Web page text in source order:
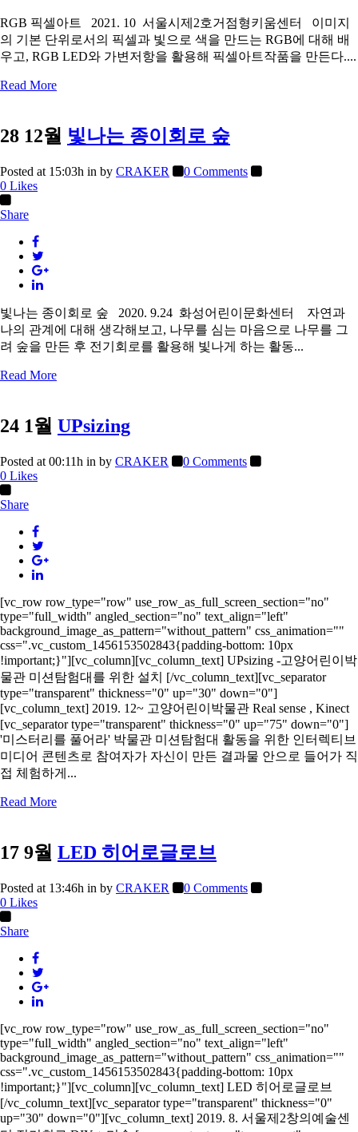
RGB 픽셀아트 2021. 10 서울시제2호거점형키움센터 이미지
의 기본 단위로서의 픽셀과 빛으로 색을 만드는 RGB에 대해 배
우고, RGB LED와 가변저항을 활용해 픽셀아트작품을 만든다....
Read More
28 12월 빛나는 종이회로 숲
Posted at 15:03h in by CRAKER
0 Comments
0 Likes
Share
빛나는 종이회로 숲 2020. 9.24 화성어린이문화센터 자연과
나의 관계에 대해 생각해보고, 나무를 심는 마음으로 나무를 그
려 숲을 만든 후 전기회로를 활용해 빛나게 하는 활동...
Read More
24 1월 UPsizing
Posted at 00:11h in by CRAKER
0 Comments
0 Likes
Share
[vc_row row_type="row" use_row_as_full_screen_section="no"
type="full_width" angled_section="no" text_align="left"
background_image_as_pattern="without_pattern" css_animation=""
css=".vc_custom_1456153502843{padding-bottom: 10px
!important;}"][vc_column][vc_column_text] UPsizing -고양어린이박
물관 미션탐험대를 위한 설치 [/vc_column_text][vc_separator
type="transparent" thickness="0" up="30" down="0"]
[vc_column_text] 2019. 12~ 고양어린이박물관 Real sense , Kinect
[vc_separator type="transparent" thickness="0" up="75" down="0"]
'미스터리를 풀어라' 박물관 미션탐험대 활동을 위한 인터렉티브
미디어 콘텐츠로 참여자가 자신이 만든 결과물 안으로 들어가 직
접 체험하게...
Read More
17 9월 LED 히어로글로브
Posted at 13:46h in by CRAKER
0 Comments
0 Likes
Share
[vc_row row_type="row" use_row_as_full_screen_section="no"
type="full_width" angled_section="no" text_align="left"
background_image_as_pattern="without_pattern" css_animation=""
css=".vc_custom_1456153502843{padding-bottom: 10px
!important;}"][vc_column][vc_column_text] LED 히어로글로브
[/vc_column_text][vc_separator type="transparent" thickness="0"
up="30" down="0"][vc_column_text] 2019. 8. 서울제2창의예술센